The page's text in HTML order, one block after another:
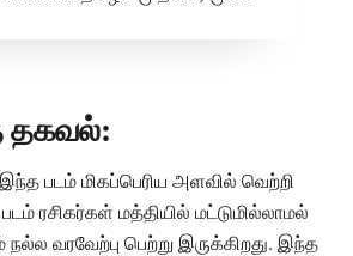
தகவல்:
படம் மிகப்பெரிய அளவில் வெற்றி
ரசிகர்கள் மத்தியில் மட்டுமில்லாமல்
நல்ல வரவேற்பு பெற்று இருக்கிறது. இந்த